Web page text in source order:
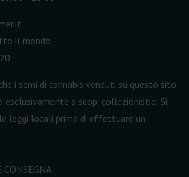
il mondo
i semi di cannabis venduti su questo sito
a scopi collezionistici. Si
leggi locali prima di effettuare un